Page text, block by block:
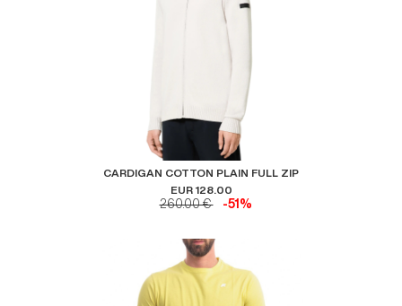
CARDIGAN COTTON PLAIN FULL ZIP
EUR 128.00
260.00 € -51%